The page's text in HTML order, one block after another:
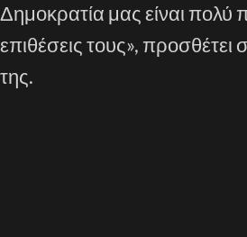
Δημοκρατία μας είναι πολύ
επιθέσεις τους»,
της.